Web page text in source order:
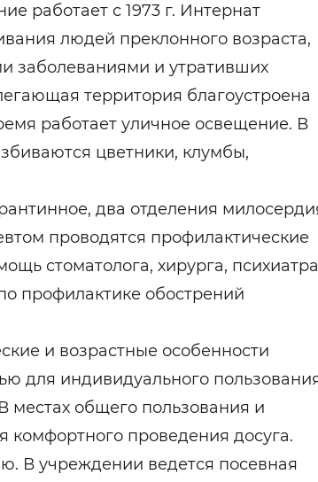
работает с 1973 г. Интернат
людей преклонного возраста,
заболеваниями и утративших
территория благоустроена
работает уличное освещение. В
цветники, клумбы,
два отделения
проводятся профилактические
стоматолога, хирурга,
профилактике обострений
и возрастные особенности
для индивидуального
местах общего пользования и
комфортного проведения досуга.
В учреждении ведется посевная